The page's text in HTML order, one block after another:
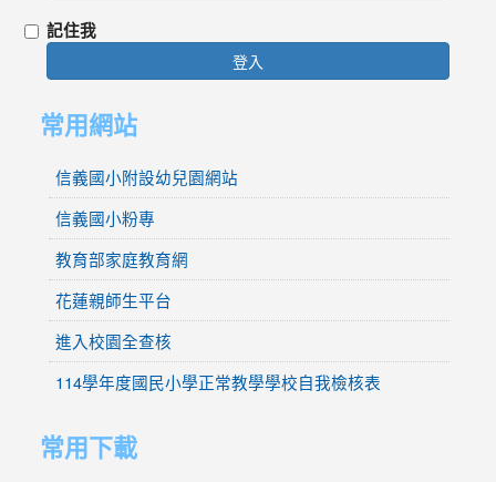
記住我
登入
常用網站
信義國小附設幼兒園網站
信義國小粉專
教育部家庭教育網
花蓮親師生平台
進入校園全查核
114學年度國民小學正常教學學校自我檢核表
常用下載